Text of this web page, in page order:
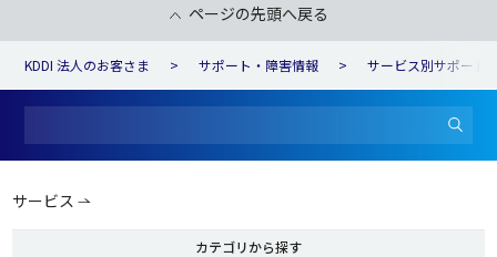
ページの先頭へ戻る
KDDI 法人のお客さま サポート・障害情報 サービス別サポート
サービス
カテゴリから探す